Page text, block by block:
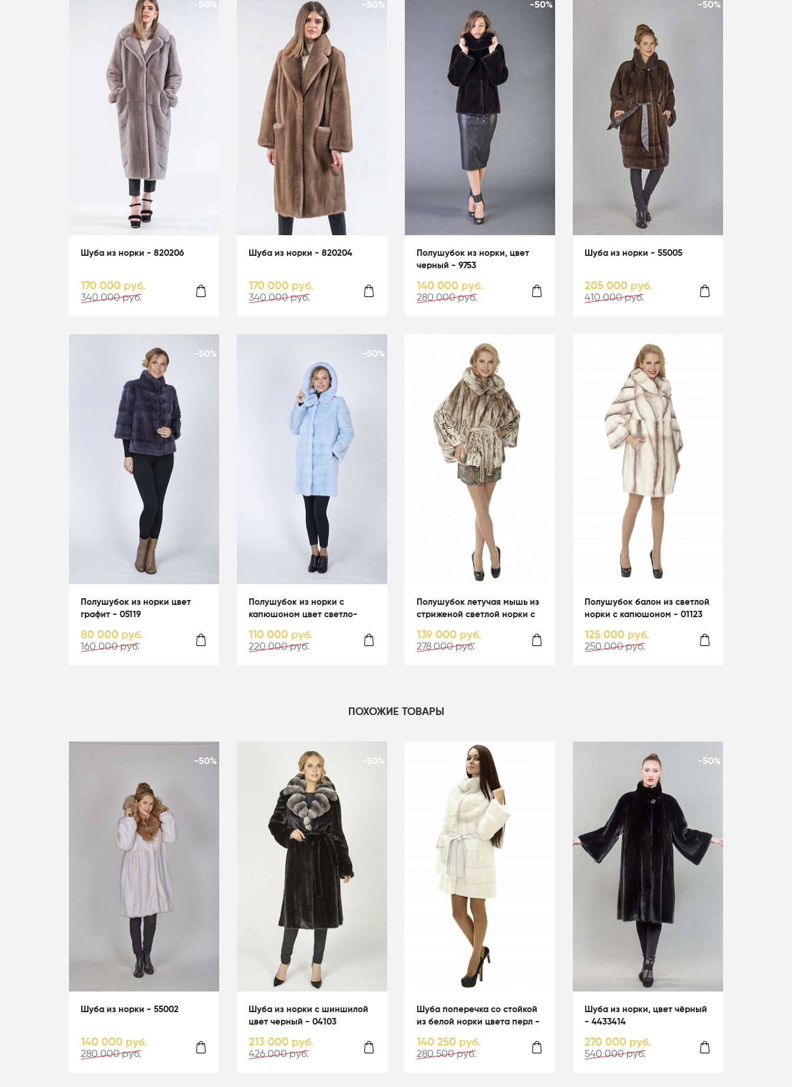
-50%
Шуба из норки - 820206
170 000 руб.
340 000 руб.
-50%
Шуба из норки - 820204
170 000 руб.
340 000 руб.
-50%
Полушубок из норки, цвет
черный - 9753
140 000 руб.
280 000 руб.
-50%
Шуба из норки - 55005
205 000 руб.
410 000 руб.
-50%
Полушубок из норки цвет
графит - 05119
80 000 руб.
160 000 руб.
-50%
Полушубок из норки с
капюшоном цвет светло-
110 000 руб.
220 000 руб.
Полушубок летучая мышь из
стриженой светлой норки с
139 000 руб.
278 000 руб.
Полушубок балон из светлой
норки с капюшоном - 01123
125 000 руб.
250 000 руб.
ПОХОЖИЕ ТОВАРЫ
-50%
Шуба из норки - 55002
140 000 руб.
280 000 руб.
-50%
Шуба из норки с шиншилой
цвет черный - 04103
213 000 руб.
426 000 руб.
Шуба поперечка со стойкой
из белой норки цвета перл -
140 250 руб.
280 500 руб.
-50%
Шуба из норки, цвет чёрный
- 4433414
270 000 руб.
540 000 руб.